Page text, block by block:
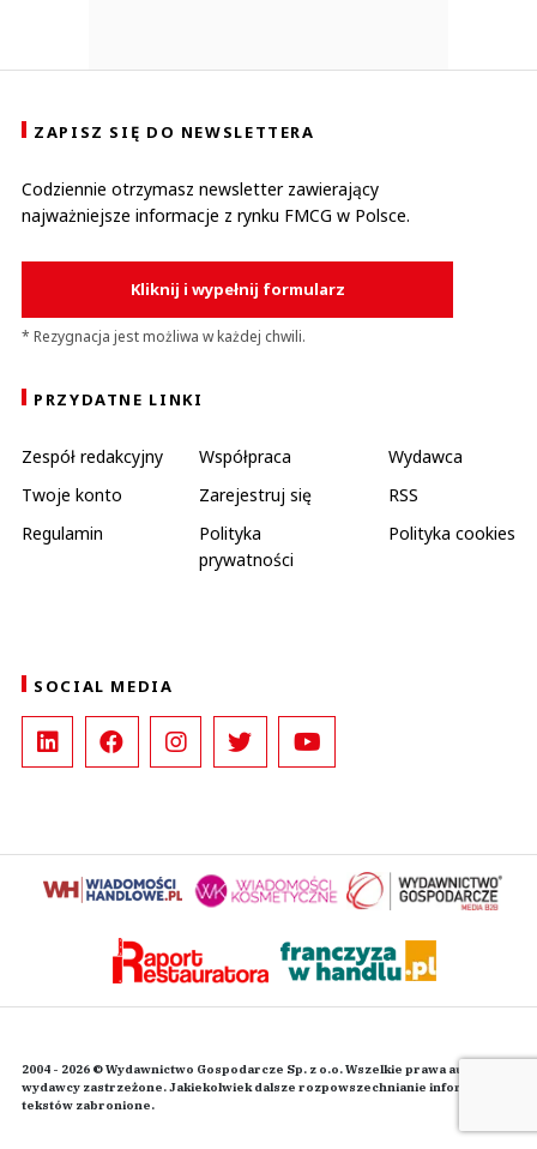
ZAPISZ SIĘ DO NEWSLETTERA
Codziennie otrzymasz newsletter zawierający
najważniejsze informacje z rynku FMCG w Polsce.
Kliknij i wypełnij formularz
* Rezygnacja jest możliwa w każdej chwili.
PRZYDATNE LINKI
Zespół redakcyjny Współpraca
Wydawca
Twoje konto
Zarejestruj się
RSS
Regulamin
Polityka
prywatności
Polityka cookies
SOCIAL MEDIA
2004 - 2026 © Wydawnictwo Gospodarcze Sp. z o.o. Wszelkie prawa autorskie
wydawcy zastrzeżone. Jakiekolwiek dalsze rozpowszechnianie informacji i
tekstów zabronione.